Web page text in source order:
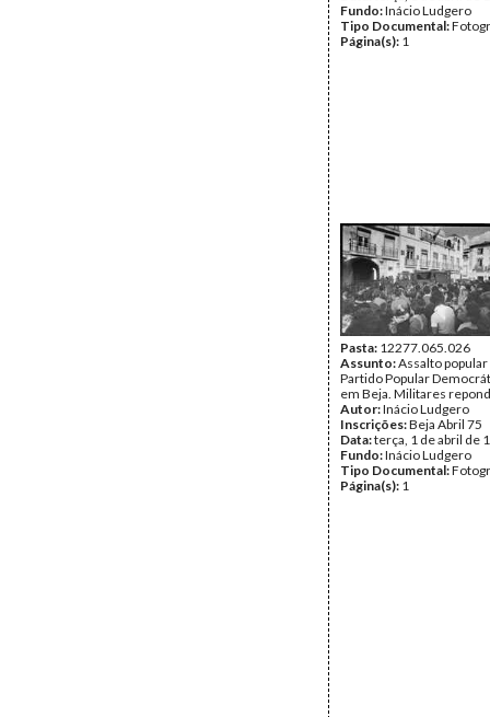
Fundo:Inácio Ludgero
Tipo Documental:
Página(s): 1
Pasta: 12277.065.026
Assunto:Assalto popular
Partido Popular
em Beja. Militares
Autor:Inácio Ludgero
Inscrições:Beja Abril 75
Data:terça, 1 de abril de
Fundo:Inácio Ludgero
Tipo Documental:
Página(s): 1